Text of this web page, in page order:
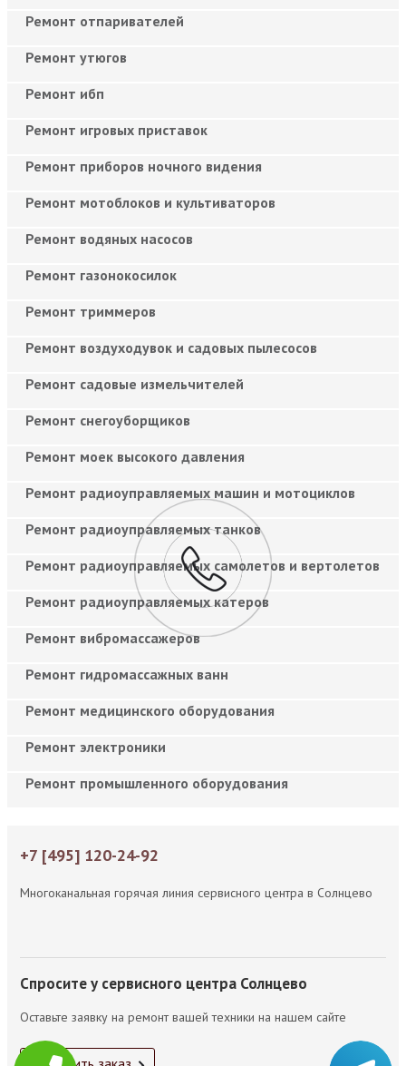
Ремонт отпаривателей
Ремонт утюгов
Ремонт ибп
Ремонт игровых приставок
Ремонт приборов ночного видения
Ремонт мотоблоков и культиваторов
Ремонт водяных насосов
Ремонт газонокосилок
Ремонт триммеров
Ремонт воздуходувок и садовых пылесосов
Ремонт садовые измельчителей
Ремонт снегоуборщиков
Ремонт моек высокого давления
Ремонт радиоуправляемых машин и мотоциклов
Ремонт радиоуправляемых танков
Ремонт радиоуправляемых самолетов и вертолетов
Ремонт радиоуправляемых катеров
Ремонт вибромассажеров
Ремонт гидромассажных ванн
Ремонт медицинского оборудования
Ремонт электроники
Ремонт промышленного оборудования
+7 [495] 120-24-92
Многоканальная горячая линия сервисного центра в Солнцево
Спросите у сервисного центра Солнцево
Оставьте заявку на ремонт вашей техники на нашем сайте